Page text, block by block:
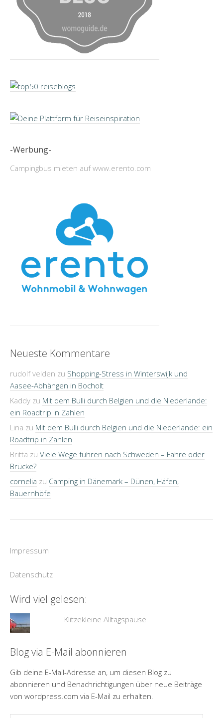
-Werbung-
Campingbus mieten auf www.erento.com
Neueste Kommentare
rudolf velden zu Shopping-Stress in Winterswijk und
Aasee-Abhängen in Bocholt
Kaddy zu Mit dem Bulli durch Belgien und die Niederlande:
ein Roadtrip in Zahlen
Lina zu Mit dem Bulli durch Belgien und die Niederlande: ein
Roadtrip in Zahlen
Britta zu Viele Wege führen nach Schweden – Fähre oder
Brücke?
cornelia zu Camping in Dänemark – Dünen, Häfen,
Bauernhöfe
Impressum
Datenschutz
Wird viel gelesen:
Klitzekleine Alltagspause
Blog via E-Mail abonnieren
Gib deine E-Mail-Adresse an, um diesen Blog zu
abonnieren und Benachrichtigungen über neue Beiträge
von wordpress.com via E-Mail zu erhalten.